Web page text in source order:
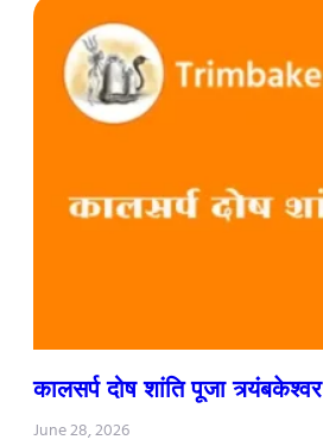
कालसर्प दोष शांति पूजा त्र्यंबकेश्वर
June 28, 2026